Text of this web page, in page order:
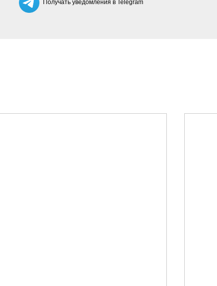
Получать уведомления в Telegram